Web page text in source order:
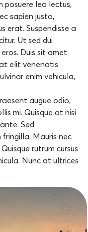
posuere leo lectus,
sapien justo,
erat. Suspendisse a
Ut sed dui
Duis sit amet
elit venenatis
enim vehicula,
augue odio,
mi. Quisque at nisi
Sed
fringilla. Mauris nec
rutrum cursus
Nunc at ultrices